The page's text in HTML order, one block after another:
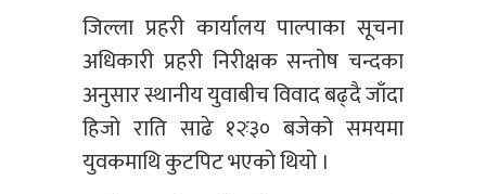
जिल्ला प्रहरी कार्यालय पाल्पाका सूचना
अधिकारी प्रहरी निरीक्षक सन्तोष चन्दका
अनुसार स्थानीय युवाबीच विवाद बढ्दै जाँदा
हिजो राति साढे १२ः३० बजेको समयमा
युवकमाथि कुटपिट भएको थियो ।